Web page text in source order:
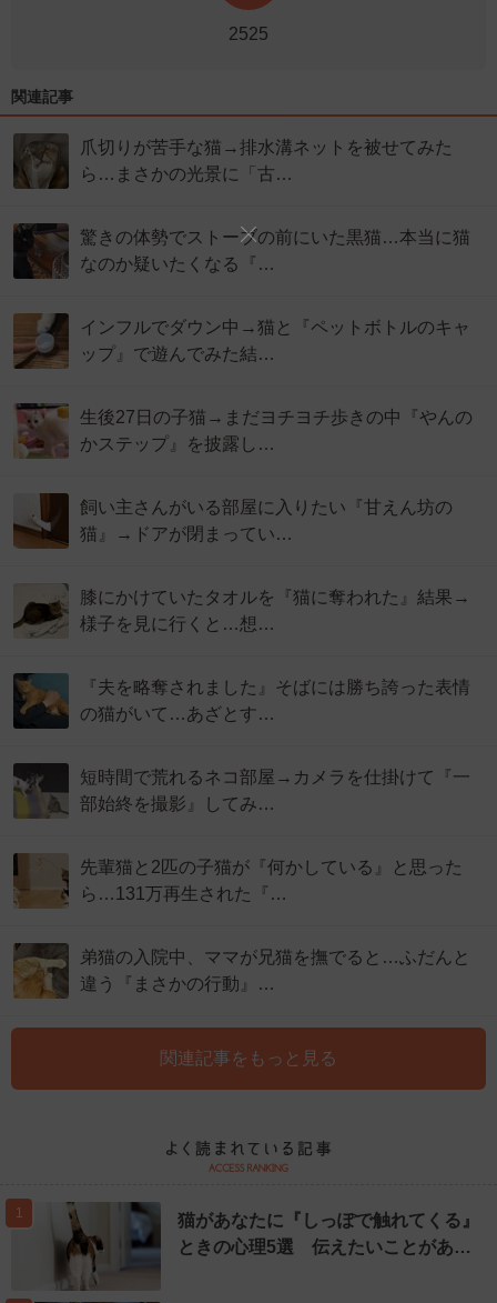
2525
関連記事
爪切りが苦手な猫→排水溝ネットを被せてみた
ら…まさかの光景に「古…
驚きの体勢でストーブの前にいた黒猫…本当に猫
なのか疑いたくなる『…
インフルでダウン中→猫と『ペットボトルのキャ
ップ』で遊んでみた結…
生後27日の子猫→まだヨチヨチ歩きの中『やんの
かステップ』を披露し…
飼い主さんがいる部屋に入りたい『甘えん坊の
猫』→ドアが閉まってい…
膝にかけていたタオルを『猫に奪われた』結果→
様子を見に行くと…想…
『夫を略奪されました』そばには勝ち誇った表情
の猫がいて…あざとす…
短時間で荒れるネコ部屋→カメラを仕掛けて『一
部始終を撮影』してみ…
先輩猫と2匹の子猫が『何かしている』と思った
ら…131万再生された『…
弟猫の入院中、ママが兄猫を撫でると…ふだんと
違う『まさかの行動』…
関連記事をもっと見る
1
猫があなたに『しっぽで触れてくる』
ときの心理5選 伝えたいことがあ…